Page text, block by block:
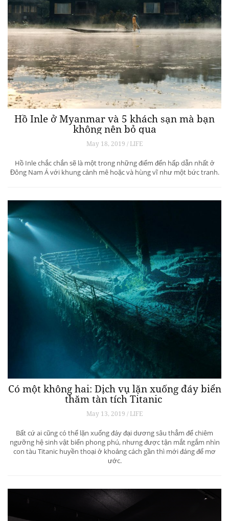
Hồ Inle ở Myanmar và 5 khách sạn mà bạn
không nên bỏ qua
May 18, 2019 / LIFE
Hồ Inle chắc chắn sẽ là một trong những điểm đến hấp dẫn nhất ở
Đông Nam Á với khung cảnh mê hoặc và hùng vĩ như một bức tranh.
Có một không hai: Dịch vụ lặn xuống đáy biển
thăm tàn tích Titanic
May 13, 2019 / LIFE
Bất cứ ai cũng có thể lặn xuống đáy đại dương sâu thẳm để chiêm
ngưỡng hệ sinh vật biển phong phú, nhưng được tận mắt ngắm nhìn
con tàu Titanic huyền thoại ở khoảng cách gần thì mới đáng để mơ
ước.